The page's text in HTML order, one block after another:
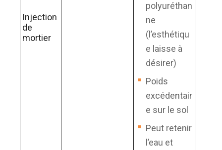
Injection
de
mortier
polyuréthan
ne
(l’esthétiqu
e laisse à
désirer)
Poids
excédentair
e sur le sol
Peut retenir
l’eau et